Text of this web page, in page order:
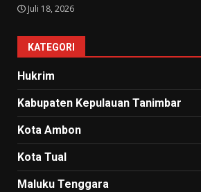
Juli 18, 2026
KATEGORI
Hukrim
Kabupaten Kepulauan Tanimbar
Kota Ambon
Kota Tual
Maluku Tenggara